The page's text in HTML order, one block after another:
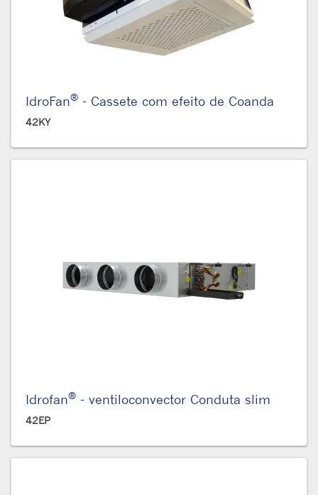
IdroFan® - Cassete com efeito de Coanda
42KY
Idrofan® - ventiloconvector Conduta slim
42EP